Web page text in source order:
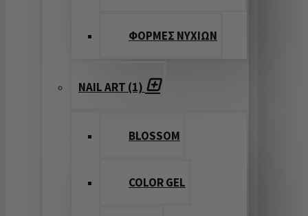
ΦΟΡΜΕΣ ΝΥΧΙΩΝ
NAIL ART (1)
BLOSSOM
COLOR GEL